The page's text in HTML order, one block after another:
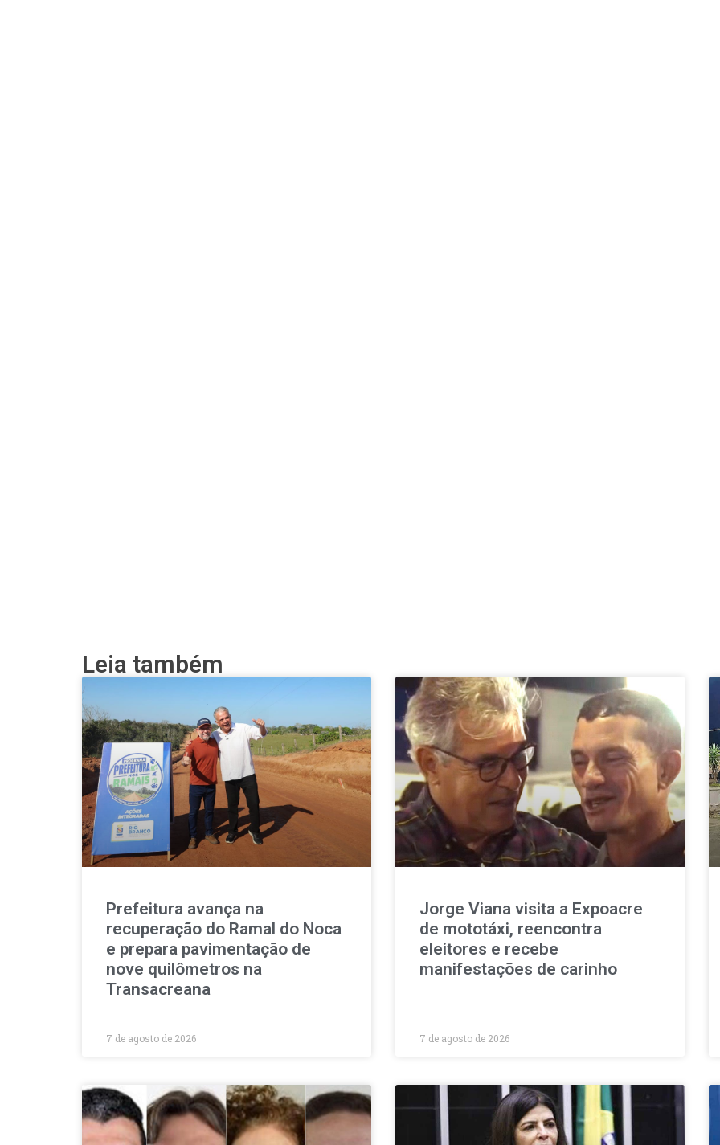
Leia também
Prefeitura avança na
recuperação do Ramal do Noca
e prepara pavimentação de
nove quilômetros na
Transacreana
7 de agosto de 2026
Jorge Viana visita a Expoacre
de mototáxi, reencontra
eleitores e recebe
manifestações de carinho
7 de agosto de 2026